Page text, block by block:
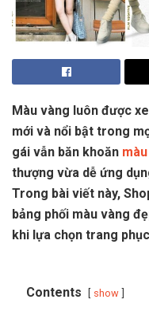
Màu vàng luôn được
mới và nổi bật trong
gái vẫn băn khoăn
thượng vừa dễ ứng
Trong bài viết này,
bảng phối màu vàng
khi lựa chọn trang
Contents show